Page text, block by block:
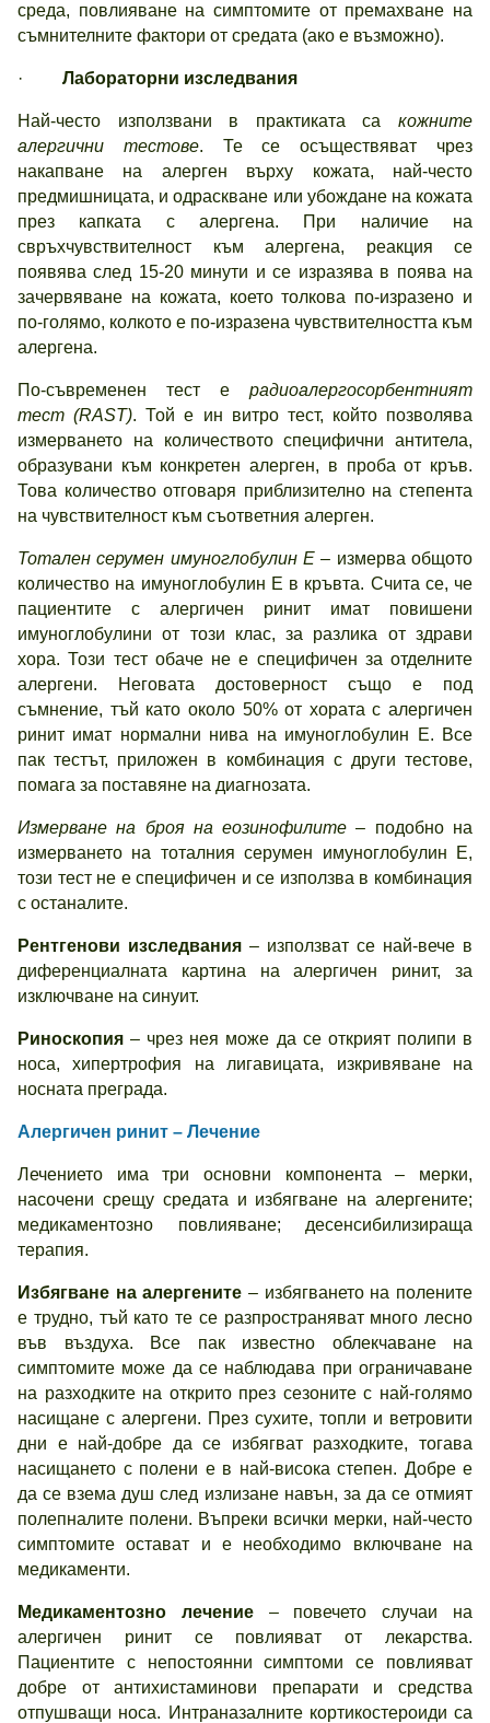
среда, повлияване на симптомите от премахване на
съмнителните фактори от средата (ако е възможно).
· Лабораторни изследвания
Най-често използвани в практиката са кожните
алергични тестове. Те се осъществяват чрез
накапване на алерген върху кожата, най-често
предмишницата, и одраскване или убождане на кожата
през капката с алергена. При наличие на
свръхчувствителност към алергена, реакция се
появява след 15-20 минути и се изразява в поява на
зачервяване на кожата, което толкова по-изразено и
по-голямо, колкото е по-изразена чувствителността към
алергена.
По-съвременен тест е радиоалергосорбентният
тест (RAST). Той е ин витро тест, който позволява
измерването на количеството специфични антитела,
образувани към конкретен алерген, в проба от кръв.
Това количество отговаря приблизително на степента
на чувствителност към съответния алерген.
Тотален серумен имуноглобулин Е– измерва общото
количество на имуноглобулин Е в кръвта. Счита се, че
пациентите с алергичен ринит имат повишени
имуноглобулини от този клас, за разлика от здрави
хора. Този тест обаче не е специфичен за отделните
алергени. Неговата достоверност също е под
съмнение, тъй като около 50% от хората с алергичен
ринит имат нормални нива на имуноглобулин Е. Все
пак тестът, приложен в комбинация с други тестове,
помага за поставяне на диагнозата.
Измерване на броя на еозинофилите– подобно на
измерването на тоталния серумен имуноглобулин Е,
този тест не е специфичен и се използва в комбинация
с останалите.
Рентгенови изследвания – използват се най-вече в
диференциалната картина на алергичен ринит, за
изключване на синуит.
Риноскопия– чрез нея може да се открият полипи в
носа, хипертрофия на лигавицата, изкривяване на
носната преграда.
Алергичен ринит – Лечение
Лечението има три основни компонента – мерки,
насочени срещу средата и избягване на алергените;
медикаментозно повлияване; десенсибилизираща
терапия.
Избягване на алергените – избягването на полените
е трудно, тъй като те се разпространяват много лесно
във въздуха. Все пак известно облекчаване на
симптомите може да се наблюдава при ограничаване
на разходките на открито през сезоните с най-голямо
насищане с алергени. През сухите, топли и ветровити
дни е най-добре да се избягват разходките, тогава
насищането с полени е в най-висока степен. Добре е
да се взема душ след излизане навън, за да се отмият
полепналите полени. Въпреки всички мерки, най-често
симптомите остават и е необходимо включване на
медикаменти.
Медикаментозно лечение – повечето случаи на
алергичен ринит се повлияват от лекарства.
Пациентите с непостоянни симптоми се повлияват
добре от антихистаминови препарати и средства
отпушващи носа. Интраназалните кортикостероиди са